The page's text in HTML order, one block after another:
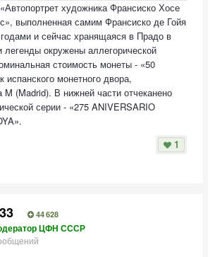
художника Франсиско Хосе
выполненная самим Франсиско де Гойя
и сейчас хранящаяся в Прадо в
окружены аллегорической
стоимость монеты - «50
испанского монетного двора,
M (Madrid). В нижней части отчеканено
серии - «275 ANIVERSARIO
1
44 628
ЦФН СССР